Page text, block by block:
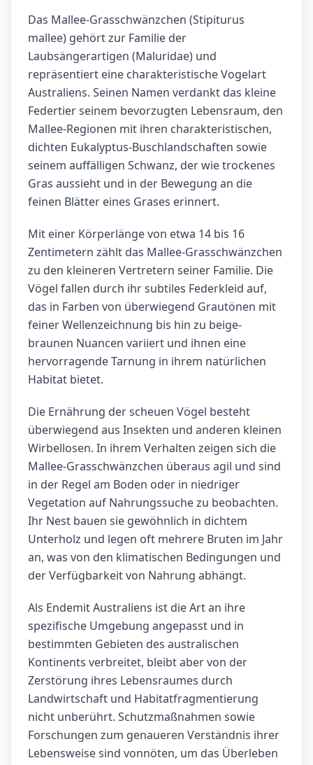
Das Mallee-Grasschwänzchen (Stipiturus
mallee) gehört zur Familie der
Laubsängerartigen (Maluridae) und
repräsentiert eine charakteristische Vogelart
Australiens. Seinen Namen verdankt das kleine
Federtier seinem bevorzugten Lebensraum, den
Mallee-Regionen mit ihren charakteristischen,
dichten Eukalyptus-Buschlandschaften sowie
seinem auffälligen Schwanz, der wie trockenes
Gras aussieht und in der Bewegung an die
feinen Blätter eines Grases erinnert.
Mit einer Körperlänge von etwa 14 bis 16
Zentimetern zählt das Mallee-Grasschwänzchen
zu den kleineren Vertretern seiner Familie. Die
Vögel fallen durch ihr subtiles Federkleid auf,
das in Farben von überwiegend Grautönen mit
feiner Wellenzeichnung bis hin zu beige-
braunen Nuancen variiert und ihnen eine
hervorragende Tarnung in ihrem natürlichen
Habitat bietet.
Die Ernährung der scheuen Vögel besteht
überwiegend aus Insekten und anderen kleinen
Wirbellosen. In ihrem Verhalten zeigen sich die
Mallee-Grasschwänzchen überaus agil und sind
in der Regel am Boden oder in niedriger
Vegetation auf Nahrungssuche zu beobachten.
Ihr Nest bauen sie gewöhnlich in dichtem
Unterholz und legen oft mehrere Bruten im Jahr
an, was von den klimatischen Bedingungen und
der Verfügbarkeit von Nahrung abhängt.
Als Endemit Australiens ist die Art an ihre
spezifische Umgebung angepasst und in
bestimmten Gebieten des australischen
Kontinents verbreitet, bleibt aber von der
Zerstörung ihres Lebensraumes durch
Landwirtschaft und Habitatfragmentierung
nicht unberührt. Schutzmaßnahmen sowie
Forschungen zum genaueren Verständnis ihrer
Lebensweise sind vonnöten, um das Überleben